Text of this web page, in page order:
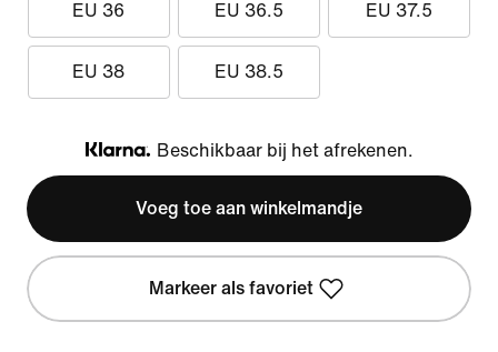
EU 36 EU 36.5 EU 37.5
EU 38 EU 38.5
Klarna
Beschikbaar bij het afrekenen.
Voeg toe aan winkelmandje
Markeer als favoriet